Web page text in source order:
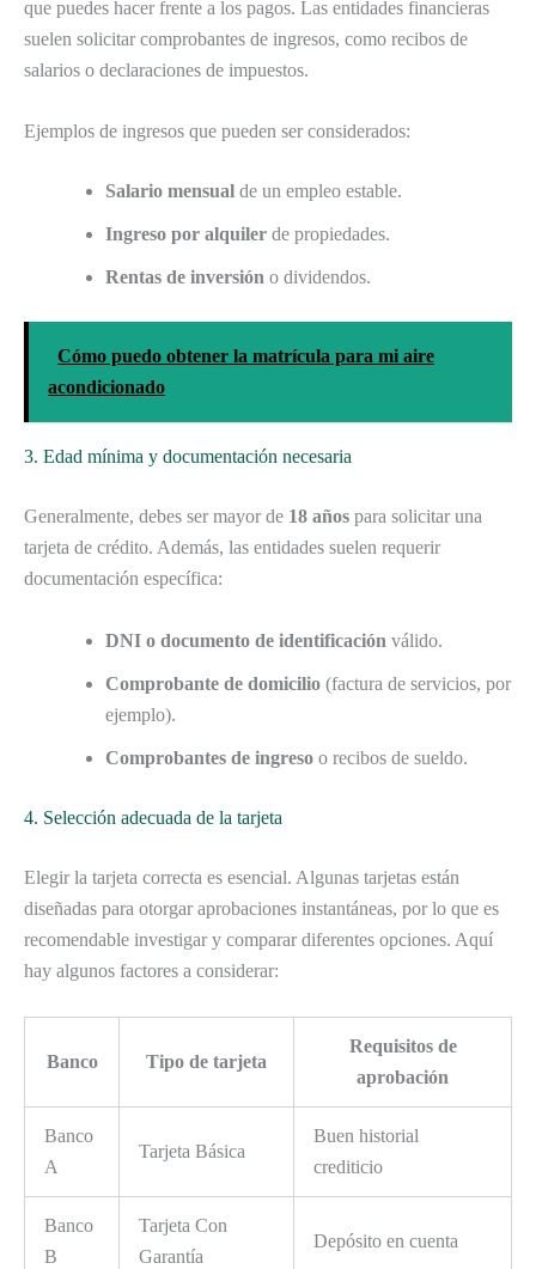
que puedes hacer frente a los pagos. Las entidades financieras
suelen solicitar comprobantes de ingresos, como recibos de
salarios o declaraciones de impuestos.
Ejemplos de ingresos que pueden ser considerados:
Salario mensual de un empleo estable.
Ingreso por alquiler de propiedades.
Rentas de inversión o dividendos.
Cómo puedo obtener la matrícula para mi aire
acondicionado
3. Edad mínima y documentación necesaria
Generalmente, debes ser mayor de 18 años para solicitar una
tarjeta de crédito. Además, las entidades suelen requerir
documentación específica:
DNI o documento de identificación válido.
Comprobante de domicilio (factura de servicios, por
ejemplo).
Comprobantes de ingreso o recibos de sueldo.
4. Selección adecuada de la tarjeta
Elegir la tarjeta correcta es esencial. Algunas tarjetas están
diseñadas para otorgar aprobaciones instantáneas, por lo que es
recomendable investigar y comparar diferentes opciones. Aquí
hay algunos factores a considerar:
Banco Tipo de tarjeta
Requisitos de
aprobación
Banco
A
Tarjeta Básica
Buen historial
crediticio
Banco
B
Tarjeta Con
Garantía
Depósito en cuenta